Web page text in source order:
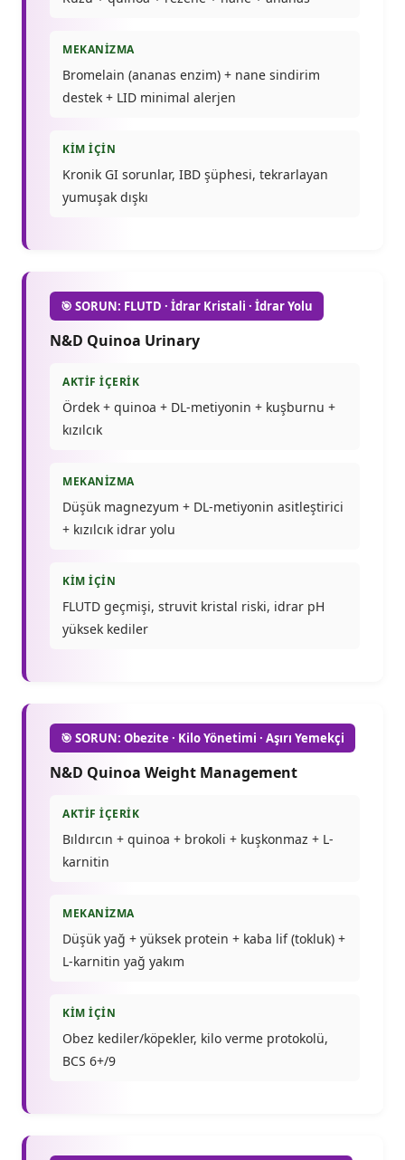
MEKANIZMA
Bromelain (ananas enzim) + nane sindirim
destek + LID minimal alerjen
KIM İÇIN
Kronik GI sorunlar, IBD şüphesi, tekrarlayan
yumuşak dışkı
🎯 SORUN: FLUTD · İdrar Kristali · İdrar Yolu
N&D Quinoa Urinary
AKTIF İÇERIK
Ördek + quinoa + DL-metiyonin + kuşburnu +
kızılcık
MEKANIZMA
Düşük magnezyum + DL-metiyonin asitleştirici
+ kızılcık idrar yolu
KIM İÇIN
FLUTD geçmişi, struvit kristal riski, idrar pH
yüksek kediler
🎯 SORUN: Obezite · Kilo Yönetimi · Aşırı Yemekçi
N&D Quinoa Weight Management
AKTIF İÇERIK
Bıldırcın + quinoa + brokoli + kuşkonmaz + L-
karnitin
MEKANIZMA
Düşük yağ + yüksek protein + kaba lif (tokluk) +
L-karnitin yağ yakım
KIM İÇIN
Obez kediler/köpekler, kilo verme protokolü,
BCS 6+/9